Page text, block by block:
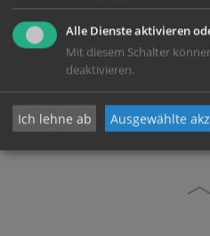
Alle Dienste aktivieren
Mit diesem Schalter
deaktivieren.
Ich lehne ab Ausgewählte